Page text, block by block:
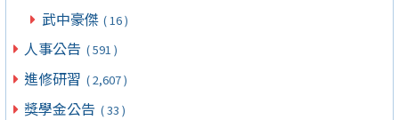
武中豪傑 ( 16 )
人事公告 ( 591 )
進修研習 ( 2,607 )
獎學金公告 ( 33 )